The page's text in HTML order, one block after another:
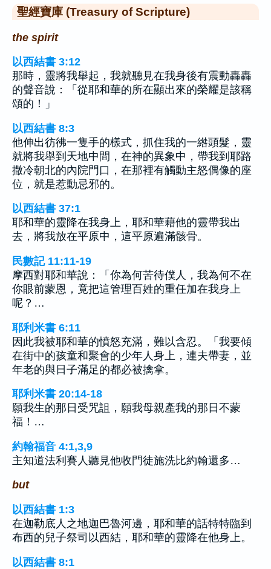
聖經寶庫 (Treasury of Scripture)
the spirit
以西結書 3:12
那時，靈將我舉起，我就聽見在我身後有震動轟轟
的聲音說：「從耶和華的所在顯出來的榮耀是該稱
頌的！」
以西結書 8:3
他伸出彷彿一隻手的樣式，抓住我的一綹頭髮，靈
就將我舉到天地中間，在神的異象中，帶我到耶路
撒冷朝北的內院門口，在那裡有觸動主怒偶像的座
位，就是惹動忌邪的。
以西結書 37:1
耶和華的靈降在我身上，耶和華藉他的靈帶我出
去，將我放在平原中，這平原遍滿骸骨。
民數記 11:11-19
摩西對耶和華說：「你為何苦待僕人，我為何不在
你眼前蒙恩，竟把這管理百姓的重任加在我身上
呢？…
耶利米書 6:11
因此我被耶和華的憤怒充滿，難以含忍。「我要傾
在街中的孩童和聚會的少年人身上，連夫帶妻，並
年老的與日子滿足的都必被擒拿。
耶利米書 20:14-18
願我生的那日受咒詛，願我母親產我的那日不蒙
福！…
約翰福音 4:1,3,9
主知道法利賽人聽見他收門徒施洗比約翰還多…
but
以西結書 1:3
在迦勒底人之地迦巴魯河邊，耶和華的話特特臨到
布西的兒子祭司以西結，耶和華的靈降在他身上。
以西結書 8:1